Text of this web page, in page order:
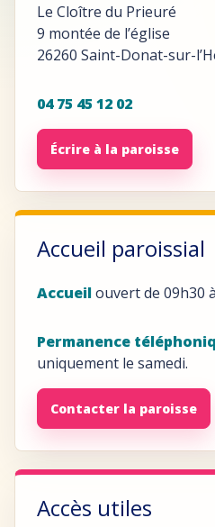
Le Cloître du Prieuré
9 montée de l’église
26260 Saint-Donat-sur-
04 75 45 12 02
Écrire à la paroisse
Accueil paroissial
Accueilouvert de 09h30
Permanence
uniquement le samedi.
Contacter la paroisse
Accès utiles